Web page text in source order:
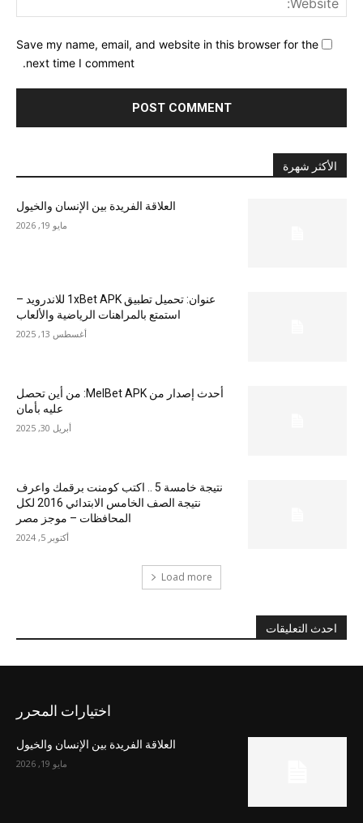
Save my name, email, and website in this browser for the
next time I comment.
الأكثر شهرة
العلاقة الفريدة بين الإنسان والخيول
مايو 19, 2026
عنوان: تحميل تطبيق 1xBet APK للاندرويد –
استمتع بالمراهنات الرياضية والألعاب
أغسطس 13, 2025
أحدث إصدار من MelBet APK: من أين تحصل
عليه بأمان
أبريل 30, 2025
نتيجة خامسة 5 .. اكتب كومنت برقمك واعرف
نتيجة الصف الخامس الابتدائي 2016 لكل
المحافظات – موجز مصر
أكتوبر 5, 2024
Load more
احدث التعليقات
اختيارات المحرر
العلاقة الفريدة بين الإنسان والخيول
مايو 19, 2026